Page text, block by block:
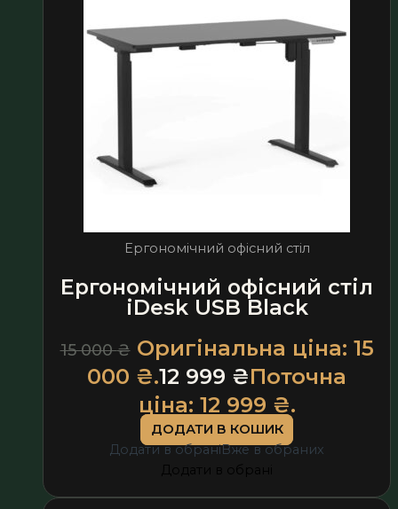
Ергономічний офісний стіл
Ергономічний офісний стіл
iDesk USB Black
15 000₴ Оригінальна ціна: 15
000 ₴.12 999 ₴Поточна
ціна: 12 999 ₴.
ДОДАТИ В КОШИК
Додати в обраніВже в обраних